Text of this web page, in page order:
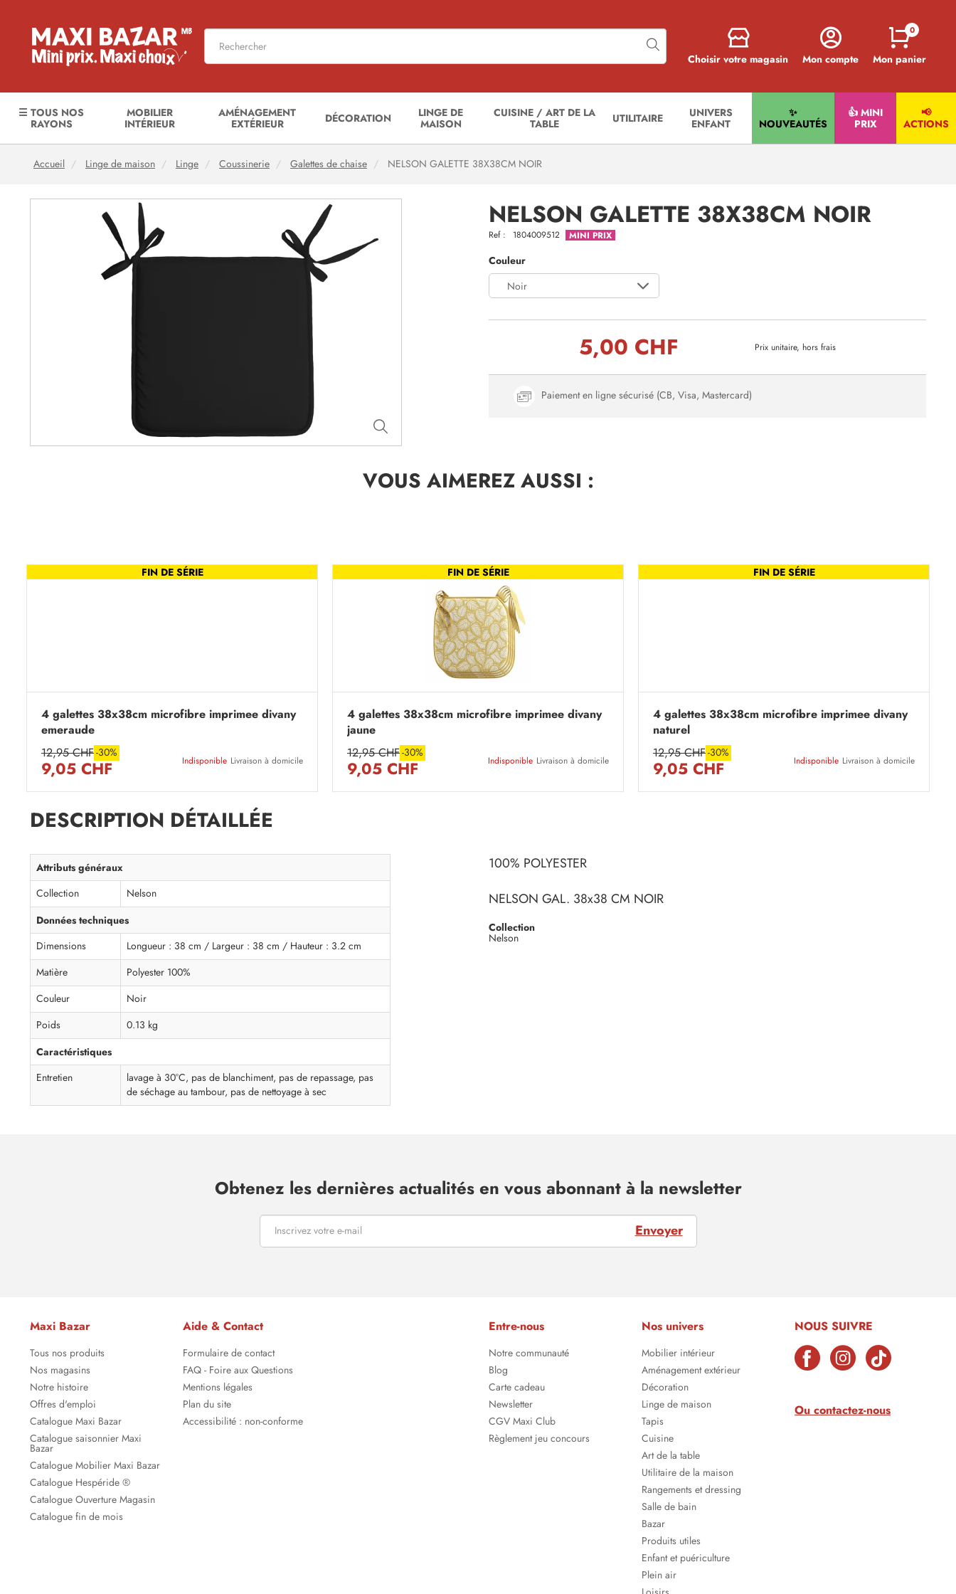
Choisir votre magasin Mon compte Mon panier
0
☰ TOUS NOS
RAYONS
MOBILIER
INTÉRIEUR
AMÉNAGEMENT
EXTÉRIEUR
DÉCORATION
LINGE DE
MAISON
CUISINE / ART DE LA
TABLE
UTILITAIRE
UNIVERS
ENFANT
✨
NOUVEAUTÉS
👍 MINI
PRIX
📢
ACTIONS
Accueil Linge de maison Linge Coussinerie Galettes de chaise NELSON GALETTE 38X38CM NOIR
NELSON GALETTE 38X38CM NOIR
Ref : 1804009512 MINI PRIX
Couleur
Noir
5,00 CHF Prix unitaire, hors frais
Paiement en ligne sécurisé (CB, Visa, Mastercard)
VOUS AIMEREZAUSSI :
FIN DE SÉRIE
4 galettes 38x38cm microfibre imprimee divany
emeraude
12,95 CHF-30%
9,05 CHF Indisponible Livraison à domicile
FIN DE SÉRIE
4 galettes 38x38cm microfibre imprimee divany
jaune
12,95 CHF-30%
9,05 CHF Indisponible Livraison à domicile
FIN DE SÉRIE
4 galettes 38x38cm microfibre imprimee divany
naturel
12,95 CHF-30%
9,05 CHF Indisponible Livraison à domicile
DESCRIPTION DÉTAILLÉE
Attributs généraux
Collection Nelson
Données techniques
Dimensions
Longueur : 38 cm / Largeur : 38 cm / Hauteur : 3.2 cm
Matière
Polyester 100%
Couleur
Noir
Poids
0.13 kg
Caractéristiques
Entretien
lavage à 30°C, pas de blanchiment, pas de repassage, pas
de séchage au tambour, pas de nettoyage à sec
100% POLYESTER
NELSON GAL. 38x38 CM NOIR
Collection
Nelson
Obtenez les dernières actualités en vous abonnant à la newsletter
Envoyer
Maxi Bazar
Tous nos produits
Nos magasins
Notre histoire
Offres d'emploi
Catalogue Maxi Bazar
Catalogue saisonnier Maxi
Bazar
Catalogue Mobilier Maxi Bazar
Catalogue Hespéride ®
Catalogue Ouverture Magasin
Catalogue fin de mois
Aide & Contact
Formulaire de contact
FAQ - Foire aux Questions
Mentions légales
Plan du site
Accessibilité : non-conforme
Entre-nous
Notre communauté
Blog
Carte cadeau
Newsletter
CGV Maxi Club
Règlement jeu concours
Nos univers
Mobilier intérieur
Aménagement extérieur
Décoration
Linge de maison
Tapis
Cuisine
Art de la table
Utilitaire de la maison
Rangements et dressing
Salle de bain
Bazar
Produits utiles
Enfant et puériculture
Plein air
NOUS SUIVRE
Ou contactez-nous